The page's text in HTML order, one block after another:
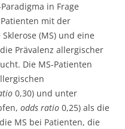
in Frage
mit der
(MS) und eine
Prävalenz allergischer
Die MS-Patienten
0,30) und unter
odds ratio 0,25) als die
MS bei Patienten, die